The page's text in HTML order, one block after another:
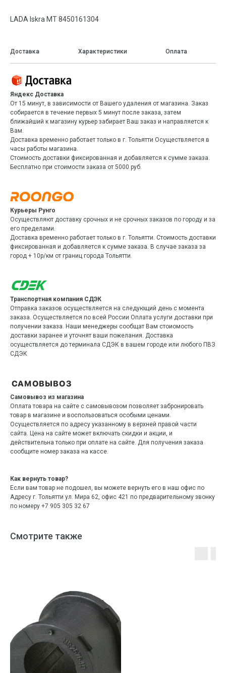
LADA Iskra MT 8450161304
Доставка Характеристики Оплата
Яндекс Доставка
От 15 минут, в зависимости от Вашего удаления от магазина. Заказ
собирается в течение первых 5 минут после заказа, затем
ближайший к магазину курьер забирает Ваш заказ и направляется к
Вам.
Доставка временно работает только в г. Тольятти Осуществляется в
часы работы магазина.
Стоимость доставки фиксированная и добавляется к сумме заказа.
Бесплатно при стоимости заказа от 5000 руб.
Курьеры Рунго
Осуществляют доставку срочных и не срочных заказов по городу и за
его пределами.
Доставка временно работает только в г. Тольятти. Стоимость доставки
фиксированная и добавляется к сумме заказа. В случае заказа за
город + 10р/км от границ города Тольятти.
Транспортная компания СДЭК
Отправка заказов осуществляется на следующий день с момента
заказа. Осуществляется по всей России Оплата услуги доставки при
получении заказа. Наши менеджеры сообщат Вам стоиомость
доставки заранее и уточнят ваши пожелания. Доставка
осуществляется до терминала СДЭК в вашем городе или любого ПВЗ
СДЭК
Самовывоз из магазина
Оплата товара на сайте с самовывозом позволяет забронировать
товар в магазине и воспользоваться особыми ценами.
Осуществляется по адресу указанному в верхней правой части
сайта. Цена на сайте может включать скидки и акции, и
действительна только при оплате на сайте. Для получения заказа
сообщите номер заказа на кассе.
Как вернуть товар?
Если вам товар не подошел, вы можете вернуть его в наш офис по
Адресу г. Тольятти ул. Мира 62, офис 421 по предварительному звонку
по номеру +7 905 305 32 67
Смотрите также